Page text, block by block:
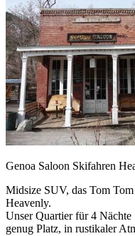
Genoa Saloon Skifahren
Midsize SUV, das Tom
Heavenly.
Unser Quartier für 4
genug Platz, in rustikaler